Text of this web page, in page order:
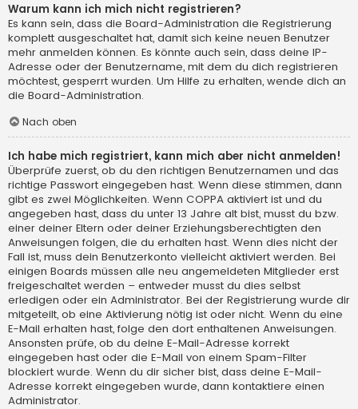
Warum kann ich mich nicht registrieren?
Es kann sein, dass die Board-Administration die Registrierung
komplett ausgeschaltet hat, damit sich keine neuen Benutzer
mehr anmelden können. Es könnte auch sein, dass deine IP-
Adresse oder der Benutzername, mit dem du dich registrieren
möchtest, gesperrt wurden. Um Hilfe zu erhalten, wende dich an
die Board-Administration.
Nach oben
Ich habe mich registriert, kann mich aber nicht anmelden!
Überprüfe zuerst, ob du den richtigen Benutzernamen und das
richtige Passwort eingegeben hast. Wenn diese stimmen, dann
gibt es zwei Möglichkeiten. Wenn COPPA aktiviert ist und du
angegeben hast, dass du unter 13 Jahre alt bist, musst du bzw.
einer deiner Eltern oder deiner Erziehungsberechtigten den
Anweisungen folgen, die du erhalten hast. Wenn dies nicht der
Fall ist, muss dein Benutzerkonto vielleicht aktiviert werden. Bei
einigen Boards müssen alle neu angemeldeten Mitglieder erst
freigeschaltet werden – entweder musst du dies selbst
erledigen oder ein Administrator. Bei der Registrierung wurde dir
mitgeteilt, ob eine Aktivierung nötig ist oder nicht. Wenn du eine
E-Mail erhalten hast, folge den dort enthaltenen Anweisungen.
Ansonsten prüfe, ob du deine E-Mail-Adresse korrekt
eingegeben hast oder die E-Mail von einem Spam-Filter
blockiert wurde. Wenn du dir sicher bist, dass deine E-Mail-
Adresse korrekt eingegeben wurde, dann kontaktiere einen
Administrator.